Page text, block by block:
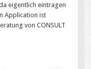
eigentlich eintragen
Application ist
von CONSULT